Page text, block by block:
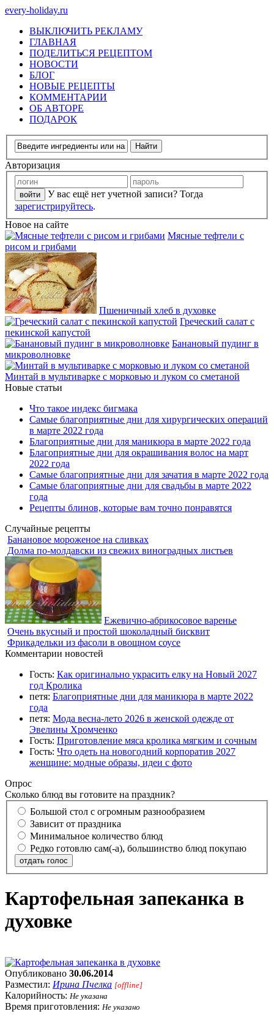
every-holiday.ru
ВЫКЛЮЧИТЬ РЕКЛАМУ
ГЛАВНАЯ
ПОДЕЛИТЬСЯ РЕЦЕПТОМ
НОВОСТИ
БЛОГ
НОВЫЕ РЕЦЕПТЫ
КОММЕНТАРИИ
ОБ АВТОРЕ
ПОДАРОК
Авторизация
У вас ещё нет учетной записи? Тогда
зарегистрируйтесь.
Новое на сайте
Мясные тефтели с
рисом и грибами
Пшеничный хлеб в духовке
Греческий салат с
пекинской капустой
Банановый пудинг в
микроволновке
Минтай в мультиварке с морковью и луком со сметаной
Новые статьи
Что такое индекс бигмака
Самые благоприятные дни для хирургических операций
в марте 2022 года
Благоприятные дни для маникюра в марте 2022 года
Благоприятные дни для окрашивания волос на март
2022 года
Самые благоприятные дни для зачатия в марте 2022 года
Самые благоприятные дни для свадьбы в марте 2022
года
Рецепты блинов, которые вам точно понравятся
Случайные рецепты
Банановое мороженое на сливках
Долма по-молдавски из свежих виноградных листьев
Ежевично-абрикосовое варенье
Очень вкусный и простой шоколадный бисквит
Фрикадельки из фасоли в овощном соусе
Комментарии новостей
Гость: Как оригинально украсить елку на Новый 2027
год Кролика
петя: Благоприятные дни для маникюра в марте 2022
года
петя: Мода весна-лето 2026 в женской одежде от
Эвелины Хромченко
Гость: Приготовление мяса кролика мягким и сочным
Гость: Что одеть на новогодний корпоратив 2027
женщине: модные образы, идеи с фото
Опрос
Сколько блюд вы готовите на праздник?
Большой стол с огромным разнообразием
Зависит от праздника
Минимальное количество блюд
Редко готовлю сам(-а), большинство блюд покупаю
отдать голос
Картофельная запеканка в
духовке
Опубликовано 30.06.2014
Разместил: Ирина Пчелка [offline]
Калорийность: Не указана
Время приготовления: Не указано